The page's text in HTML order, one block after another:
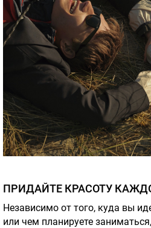
ПРИДАЙТЕ КРАСОТУ
Независимо от того, куда вы
или чем планируете